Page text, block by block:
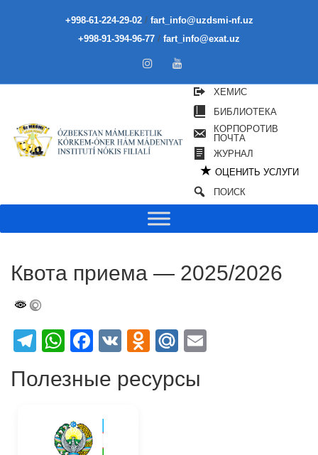
+998-61-224-29-02/ fart_info@uzdsmi-nf.uz
+998-91-394-96-77 / fart_info@exat.uz
ХЕМИС
БИБЛИОТЕКА
КОРПОРОТИВ
ПОЧТА
ЖУРНАЛ
★ ОЦЕНИТЬ УСЛУГИ
ПОИСК
Квота приема — 2025/2026
Telegram
WhatsApp
Facebook
VK Odnoklassniki
Mail.Ru
Полезные ресурсы